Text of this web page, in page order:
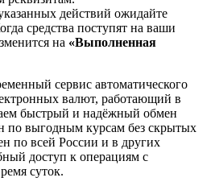
действий ожидайте
средства поступят на ваши
на «Выполненная
сервис автоматического
валют, работающий в
быстрый и надёжный обмен
по выгодным курсам без скрытых
по всей России и в других
доступ к операциям с
суток.